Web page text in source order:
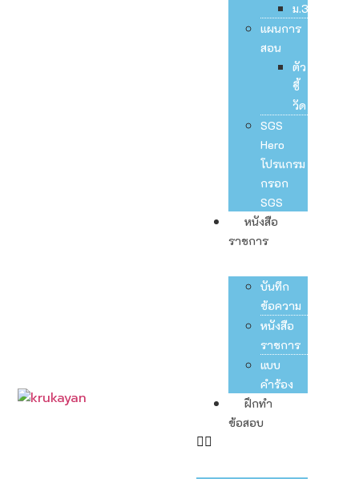
ม.3
แผนการ
สอน
ตัว
ชี้
วัด
SGS
Hero
โปรแกรม
กรอก
SGS
หนังสือ
ราชการ
บันทึก
ข้อความ
หนังสือ
ราชการ
แบบ
คำร้อง
ฝึกทำ
ข้อสอบ